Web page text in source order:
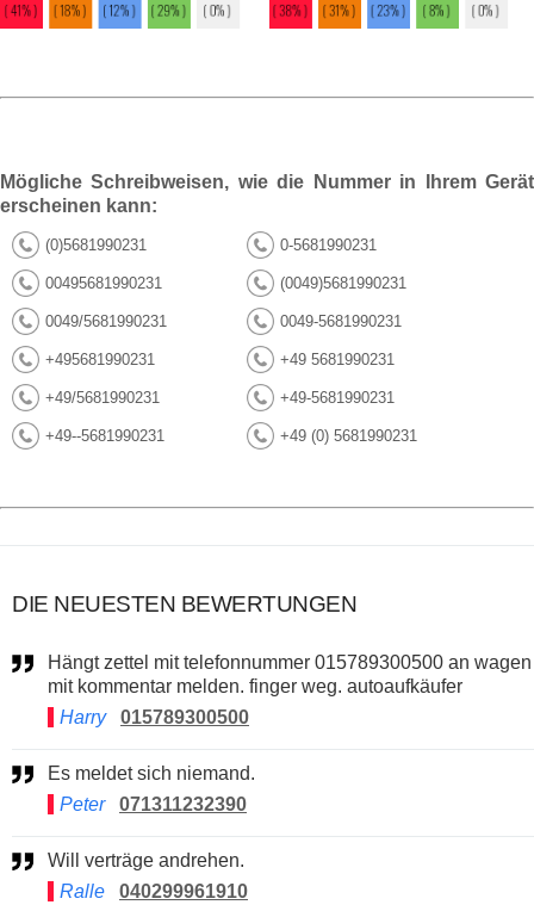
Mögliche Schreibweisen, wie die Nummer in Ihrem Gerät
erscheinen kann:
(0)5681990231 0-5681990231
00495681990231 (0049)5681990231
0049/5681990231 0049-5681990231
+495681990231 +49 5681990231
+49/5681990231 +49-5681990231
+49--5681990231 +49 (0) 5681990231
DIE NEUESTEN BEWERTUNGEN
Hängt zettel mit telefonnummer 015789300500 an wagen
mit kommentar melden. finger weg. autoaufkäufer
Harry
015789300500
Es meldet sich niemand.
Peter
071311232390
Will verträge andrehen.
Ralle
040299961910